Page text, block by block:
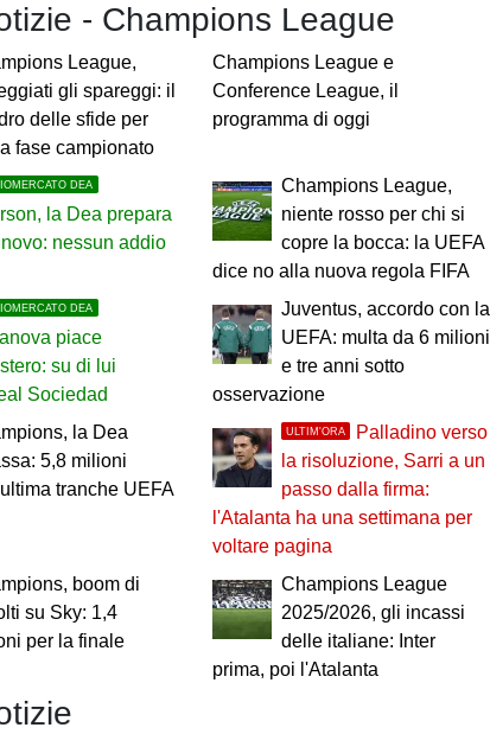
- Champions League
League,
gli spareggi: il
delle sfide per
fase campionato
Champions League e
Conference League, il
programma di oggi
DEA
la Dea prepara
nessun addio
Champions League,
niente rosso per chi si
copre la bocca: la UEFA
dice no alla nuova regola FIFA
DEA
piace
su di lui
Sociedad
Juventus, accordo con la
UEFA: multa da 6 milioni
e tre anni sotto
osservazione
la Dea
5,8 milioni
tranche UEFA
ULTIM'ORA
Palladino verso
la risoluzione, Sarri a un
passo dalla firma:
l'Atalanta ha una settimana per
voltare pagina
boom di
su Sky: 1,4
per la finale
Champions League
2025/2026, gli incassi
delle italiane: Inter
prima, poi l'Atalanta